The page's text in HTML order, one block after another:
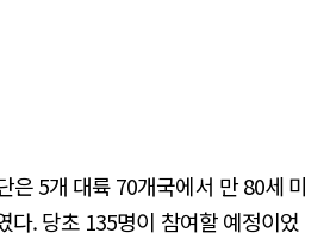
은 5개 대륙 70개국에서 만 80세 미
다. 당초 135명이 참여할 예정이었